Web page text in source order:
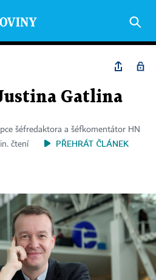
Gatlina
šéfredaktora a šéfkomentátor HN
čtení
PŘEHRÁT ČLÁNEK